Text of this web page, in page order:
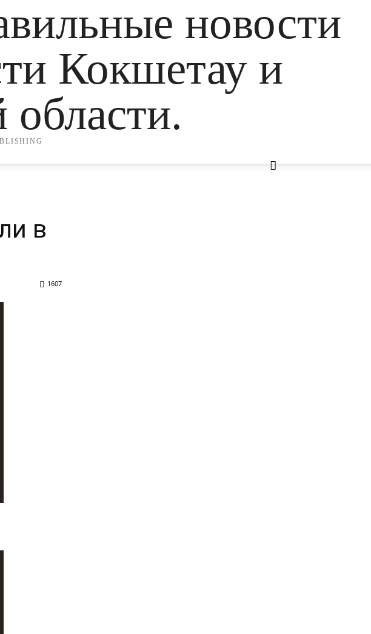
новости
Кокшетау и
в
1607